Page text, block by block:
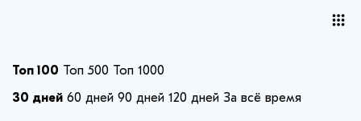
Топ 100 Топ 500 Топ 1000
30 дней 60 дней 90 дней 120 дней За всё время